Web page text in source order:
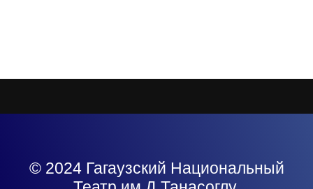
© 2024 Гагаузский Национальный